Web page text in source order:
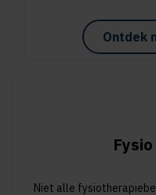
Ontdek
Niet alle